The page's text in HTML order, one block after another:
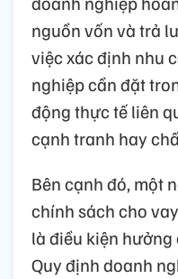
nguồn vốn và trả
việc xác định nhu
nghiệp cần đặt
động thực tế liên
cạnh tranh hay
Bên cạnh đó, một
chính sách cho
là điều kiện
Quy định doanh